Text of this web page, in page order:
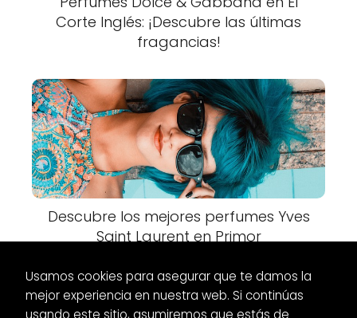
Corte Inglés: ¡Descubre las últimas
fragancias!
Descubre los mejores perfumes Yves
Saint Laurent en Primor
Usamos cookies para asegurar que te damos la
mejor experiencia en nuestra web. Si continúas
usando este sitio, asumiremos que estás de